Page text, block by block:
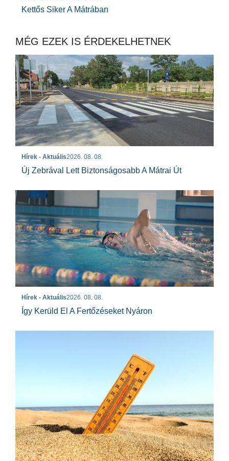
Kettős Siker A Mátrában
MÉG EZEK IS ÉRDEKELHETNEK
Hírek - Aktuális2026. 08. 08.
Új Zebrával Lett Biztonságosabb A Mátrai Út
Hírek - Aktuális2026. 08. 08.
Így Kerüld El A Fertőzéseket Nyáron